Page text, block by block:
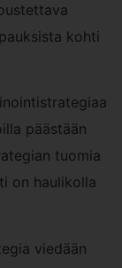
kohti
päästään
tuomia
on haulikolla
viedään